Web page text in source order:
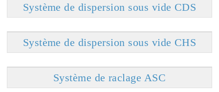
Système de dispersion sous vide CDS
Système de dispersion sous vide CHS
Système de raclage ASC